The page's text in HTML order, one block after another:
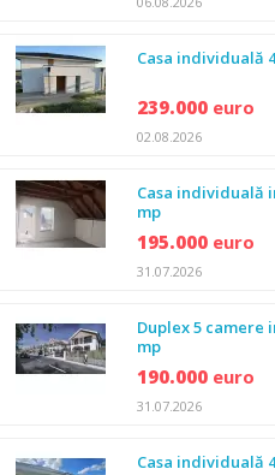
Casa individuală
239.000 euro
02.08.2026
Casa individuală
mp
195.000 euro
31.07.2026
Duplex 5 camere
mp
190.000 euro
31.07.2026
Casa individuală